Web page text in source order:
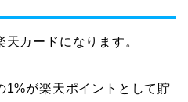
カードになります。
1%が楽天ポイントとして貯